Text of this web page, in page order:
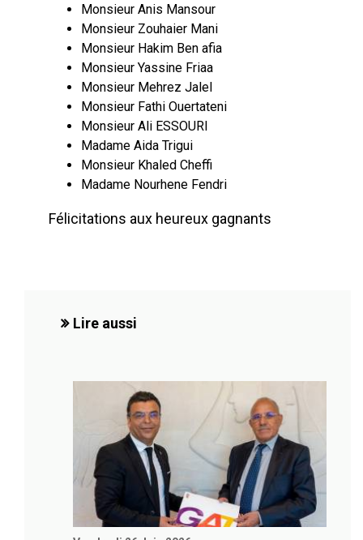
Monsieur Anis Mansour
Monsieur Zouhaier Mani
Monsieur Hakim Ben afia
Monsieur Yassine Friaa
Monsieur Mehrez Jalel
Monsieur Fathi Ouertateni
Monsieur Ali ESSOURI
Madame Aida Trigui
Monsieur Khaled Cheffi
Madame Nourhene Fendri
Félicitations aux heureux gagnants
Lire aussi